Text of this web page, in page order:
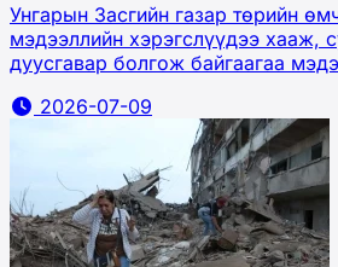
Унгарын Засгийн газар төрийн
мэдээллийн хэрэгслүүдээ хааж,
дуусгавар болгож байгаагаа
2026-07-09